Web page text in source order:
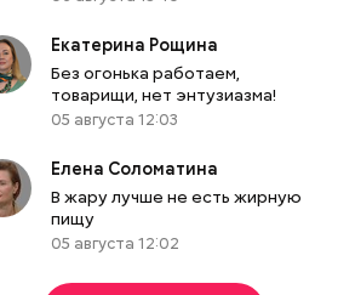
Екатерина Рощина
Без огонька работаем,
товарищи, нет энтузиазма!
05 августа 12:03
Елена Соломатина
В жару лучше не есть жирную
пищу
05 августа 12:02